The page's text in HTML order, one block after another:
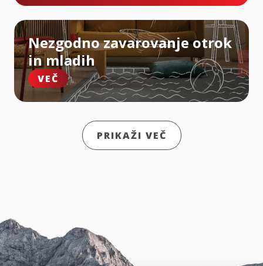
Nezgodno zavarovanje otrok
in mladih
VEČ
PRIKAŽI VEČ